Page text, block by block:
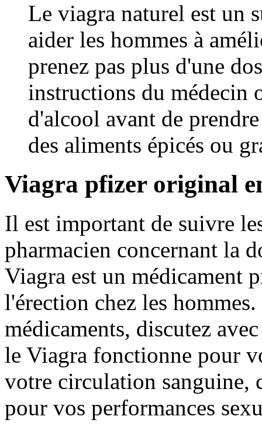
Le viagra naturel est un
aider les hommes à
prenez pas plus d'une
instructions du médecin
d'alcool avant de
des aliments épicés ou
Viagra pfizer original
Il est important de suivre
pharmacien concernant la
Viagra est un médicament
l'érection chez les
médicaments, discutez
le Viagra fonctionne pour
votre circulation sanguine,
pour vos performances